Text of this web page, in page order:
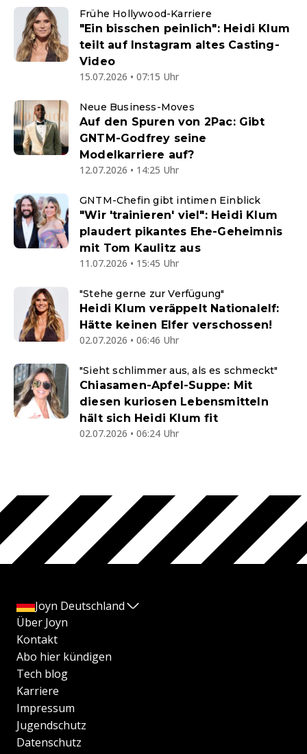
Frühe Hollywood-Karriere
"Ein bisschen peinlich": Heidi Klum
teilt auf Instagram altes Casting-
Video
15.07.2026 • 07:15 Uhr
Neue Business-Moves
Auf den Spuren von 2Pac: Gibt
GNTM-Godfrey seine
Modelkarriere auf?
12.07.2026 • 14:25 Uhr
GNTM-Chefin gibt intimen Einblick
"Wir 'trainieren' viel": Heidi Klum
plaudert pikantes Ehe-Geheimnis
mit Tom Kaulitz aus
11.07.2026 • 15:45 Uhr
"Stehe gerne zur Verfügung"
Heidi Klum veräppelt Nationalelf:
Hätte keinen Elfer verschossen!
02.07.2026 • 06:46 Uhr
"Sieht schlimmer aus, als es schmeckt"
Chiasamen-Apfel-Suppe: Mit
diesen kuriosen Lebensmitteln
hält sich Heidi Klum fit
02.07.2026 • 06:24 Uhr
Joyn Deutschland
Über Joyn
Kontakt
Abo hier kündigen
Tech blog
Karriere
Impressum
Jugendschutz
Datenschutz